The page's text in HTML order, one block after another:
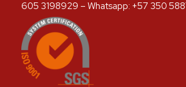
605 3198929 – Whatsapp: +57 350